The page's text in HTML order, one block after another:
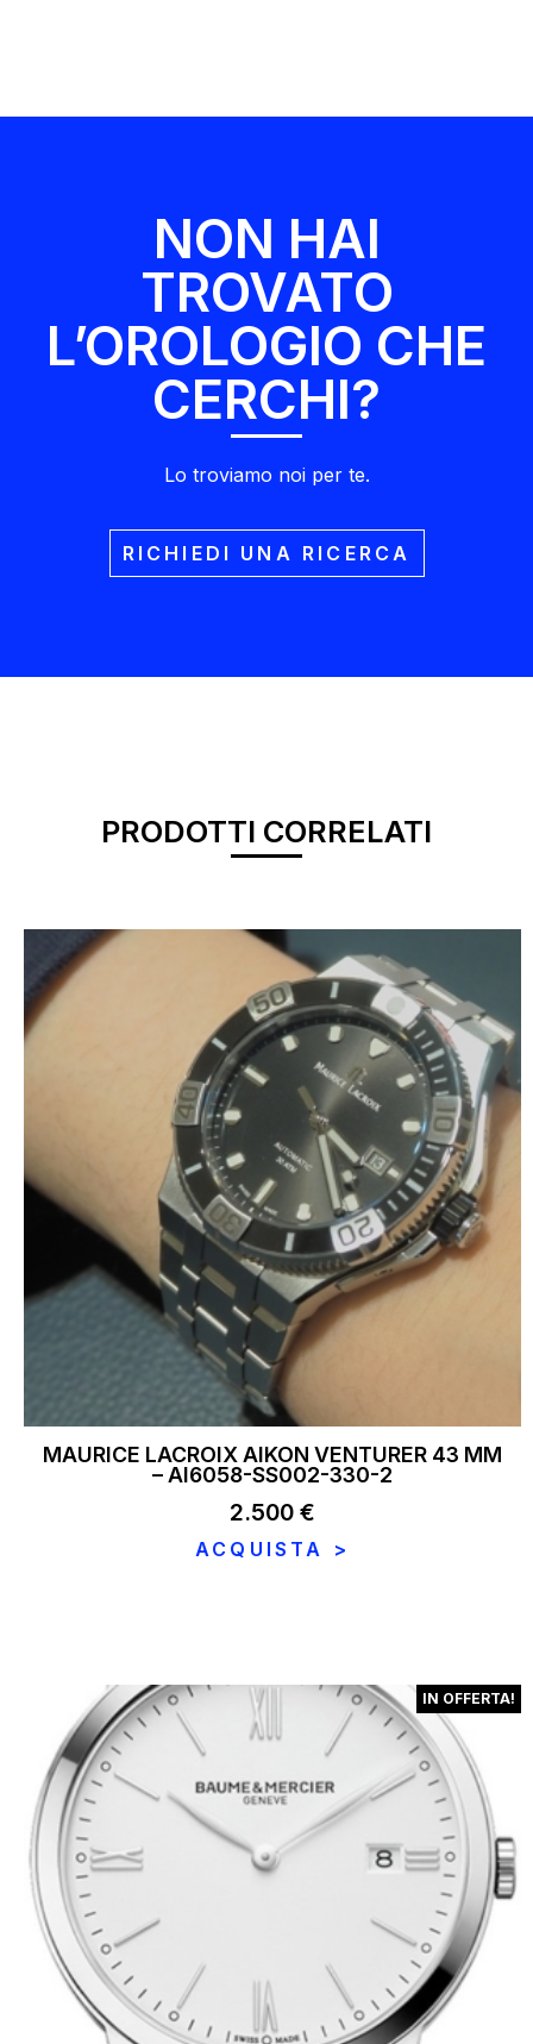
NON HAI
TROVATO
L’OROLOGIO CHE
CERCHI?
Lo troviamo noi per te.
RICHIEDI UNA RICERCA
PRODOTTI CORRELATI
MAURICE LACROIX AIKON VENTURER 43 MM
– AI6058-SS002-330-2
2.500 €
ACQUISTA >
IN OFFERTA!